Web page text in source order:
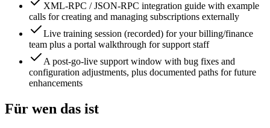
XML-RPC / JSON-RPC integration guide with example
calls for creating and managing subscriptions externally
Live training session (recorded) for your billing/finance
team plus a portal walkthrough for support staff
A post-go-live support window with bug fixes and
configuration adjustments, plus documented paths for future
enhancements
Für wen das ist